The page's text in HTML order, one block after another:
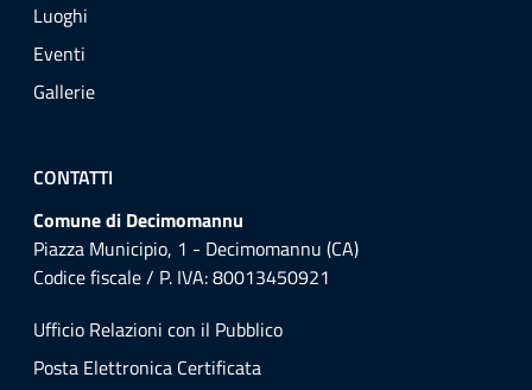
Luoghi
Eventi
Gallerie
CONTATTI
Comune di Decimomannu
Piazza Municipio, 1 - Decimomannu (CA)
Codice fiscale / P. IVA: 80013450921
Ufficio Relazioni con il Pubblico
Posta Elettronica Certificata